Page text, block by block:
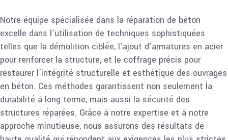
Notre équipe spécialisée dans la réparation de béton
excelle dans l’utilisation de techniques sophistiquées
telles que la démolition ciblée, l’ajout d’armatures en acier
pour renforcer la structure, et le coffrage précis pour
restaurer l’intégrité structurelle et esthétique des ouvrages
en béton. Ces méthodes garantissent non seulement la
durabilité à long terme, mais aussi la sécurité des
structures réparées. Grâce à notre expertise et à notre
approche minutieuse, nous assurons des résultats de